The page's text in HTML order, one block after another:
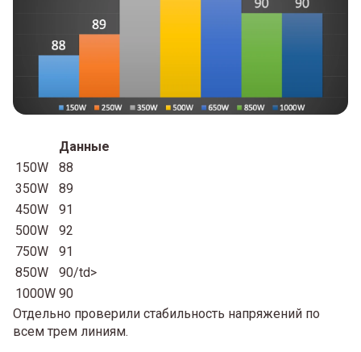
Данные
150W
88
350W
89
450W
91
500W
92
750W
91
850W
90/td>
1000W 90
Отдельно проверили стабильность напряжений по
всем трем линиям.